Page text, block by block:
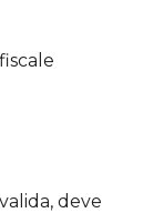
deve